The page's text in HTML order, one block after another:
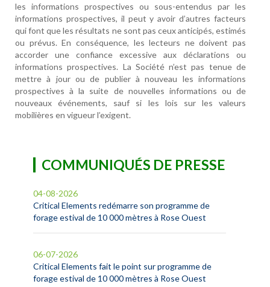
les informations prospectives ou sous-entendus par les
informations prospectives, il peut y avoir d’autres facteurs
qui font que les résultats ne sont pas ceux anticipés, estimés
ou prévus. En conséquence, les lecteurs ne doivent pas
accorder une confiance excessive aux déclarations ou
informations prospectives. La Société n’est pas tenue de
mettre à jour ou de publier à nouveau les informations
prospectives à la suite de nouvelles informations ou de
nouveaux événements, sauf si les lois sur les valeurs
mobilières en vigueur l’exigent.
COMMUNIQUÉS DE PRESSE
Critical Elements redémarre son programme de
forage estival de 10 000 mètres à Rose Ouest
04-08-2026
Critical Elements fait le point sur programme de
forage estival de 10 000 mètres à Rose Ouest
06-07-2026